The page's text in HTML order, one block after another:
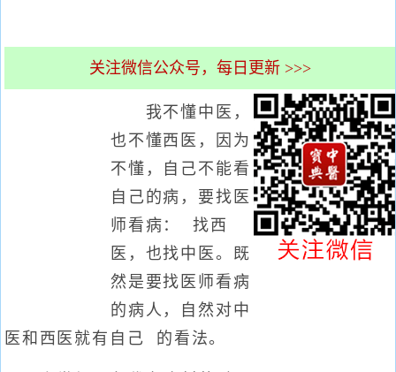
关注微信公众号，每日更新 >>>
我不懂中医，
也不懂西医，因为
不懂，自己不能看
自己的病，要找医
师看病： 找西
医，也找中医。既
然是要找医师看病
的病人，自然对中
医和西医就有自己 的看法。